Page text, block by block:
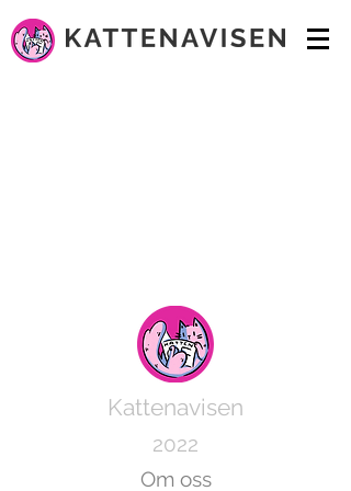
Kattenavisen
2022
Om oss